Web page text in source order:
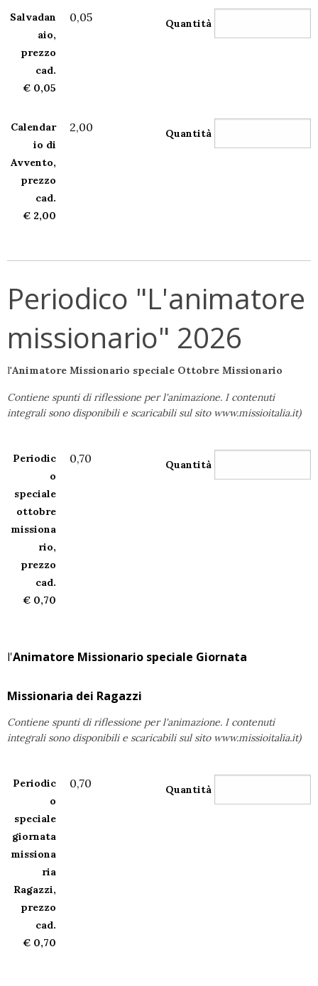
Salvadan
aio,
prezzo
cad.
€ 0,05
0,05 Quantità
Calendar
io di
Avvento,
prezzo
cad.
€ 2,00
2,00 Quantità
Periodico "L'animatore
missionario" 2026
l'Animatore Missionario speciale Ottobre Missionario
Contiene spunti di riflessione per l'animazione. I contenuti
integrali sono disponibili e scaricabili sul sito www.missioitalia.it)
Periodic
o
speciale
ottobre
missiona
rio,
prezzo
cad.
€ 0,70
0,70 Quantità
l'Animatore Missionario speciale Giornata
Missionaria dei Ragazzi
Contiene spunti di riflessione per l'animazione. I contenuti
integrali sono disponibili e scaricabili sul sito www.missioitalia.it)
Periodic
o
speciale
giornata
missiona
ria
Ragazzi,
prezzo
cad.
€ 0,70
0,70 Quantità